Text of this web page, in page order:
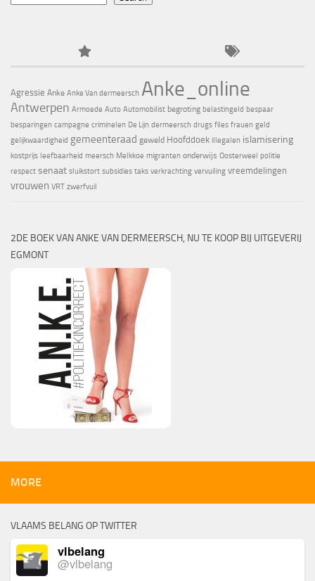
Agressie Anke Anke Van dermeersch Anke_online
Antwerpen Armoede Auto Automobilist begroting belastingeld bespaar
besparingen campagne criminelen De Lijn dermeersch drugs files frauen geld
gelijkwaardigheid gemeenteraad geweld Hoofddoek illegalen islamisering
kostprijs leefbaarheid meersch Melkkoe migranten onderwijs Oosterweel politie
respect senaat sluikstort subsidies taks verkrachting vervuiling vreemdelingen
vrouwen VRT zwerfvuil
2DE BOEK VAN ANKE VAN DERMEERSCH, NU TE KOOP BIJ UITGEVERIJ
EGMONT
MORE
VLAAMS BELANG OP TWITTER
vlbelang
@vlbelang